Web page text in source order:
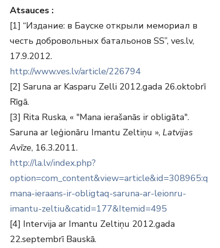
Atsauces :
[1] “Издание: в Бауске открыли мемориал в
честь добровольных батальонов SS”, ves.lv,
17.9.2012.
http://www.ves.lv/article/226794
[2] Saruna ar Kasparu Zelli 2012.gada 26.oktobrī
Rīgā.
[3] Rita Ruska, « "Mana ierašanās ir obligāta".
Saruna ar leģionāru Imantu Zeltiņu », Latvijas
Avīze, 16.3.2011.
http://la.lv/index.php?
option=com_content&view=article&id=308965:q
mana-ieraans-ir-obligtaq-saruna-ar-leionru-
imantu-zeltiu&catid=177&Itemid=495
[4] Intervija ar Imantu Zeltiņu 2012.gada
22.septembrī Bauskā.